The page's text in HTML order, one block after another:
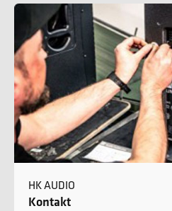
HK AUDIO
Kontakt